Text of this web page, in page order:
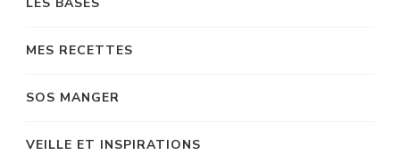
MES RECETTES
SOS MANGER
VEILLE ET INSPIRATIONS